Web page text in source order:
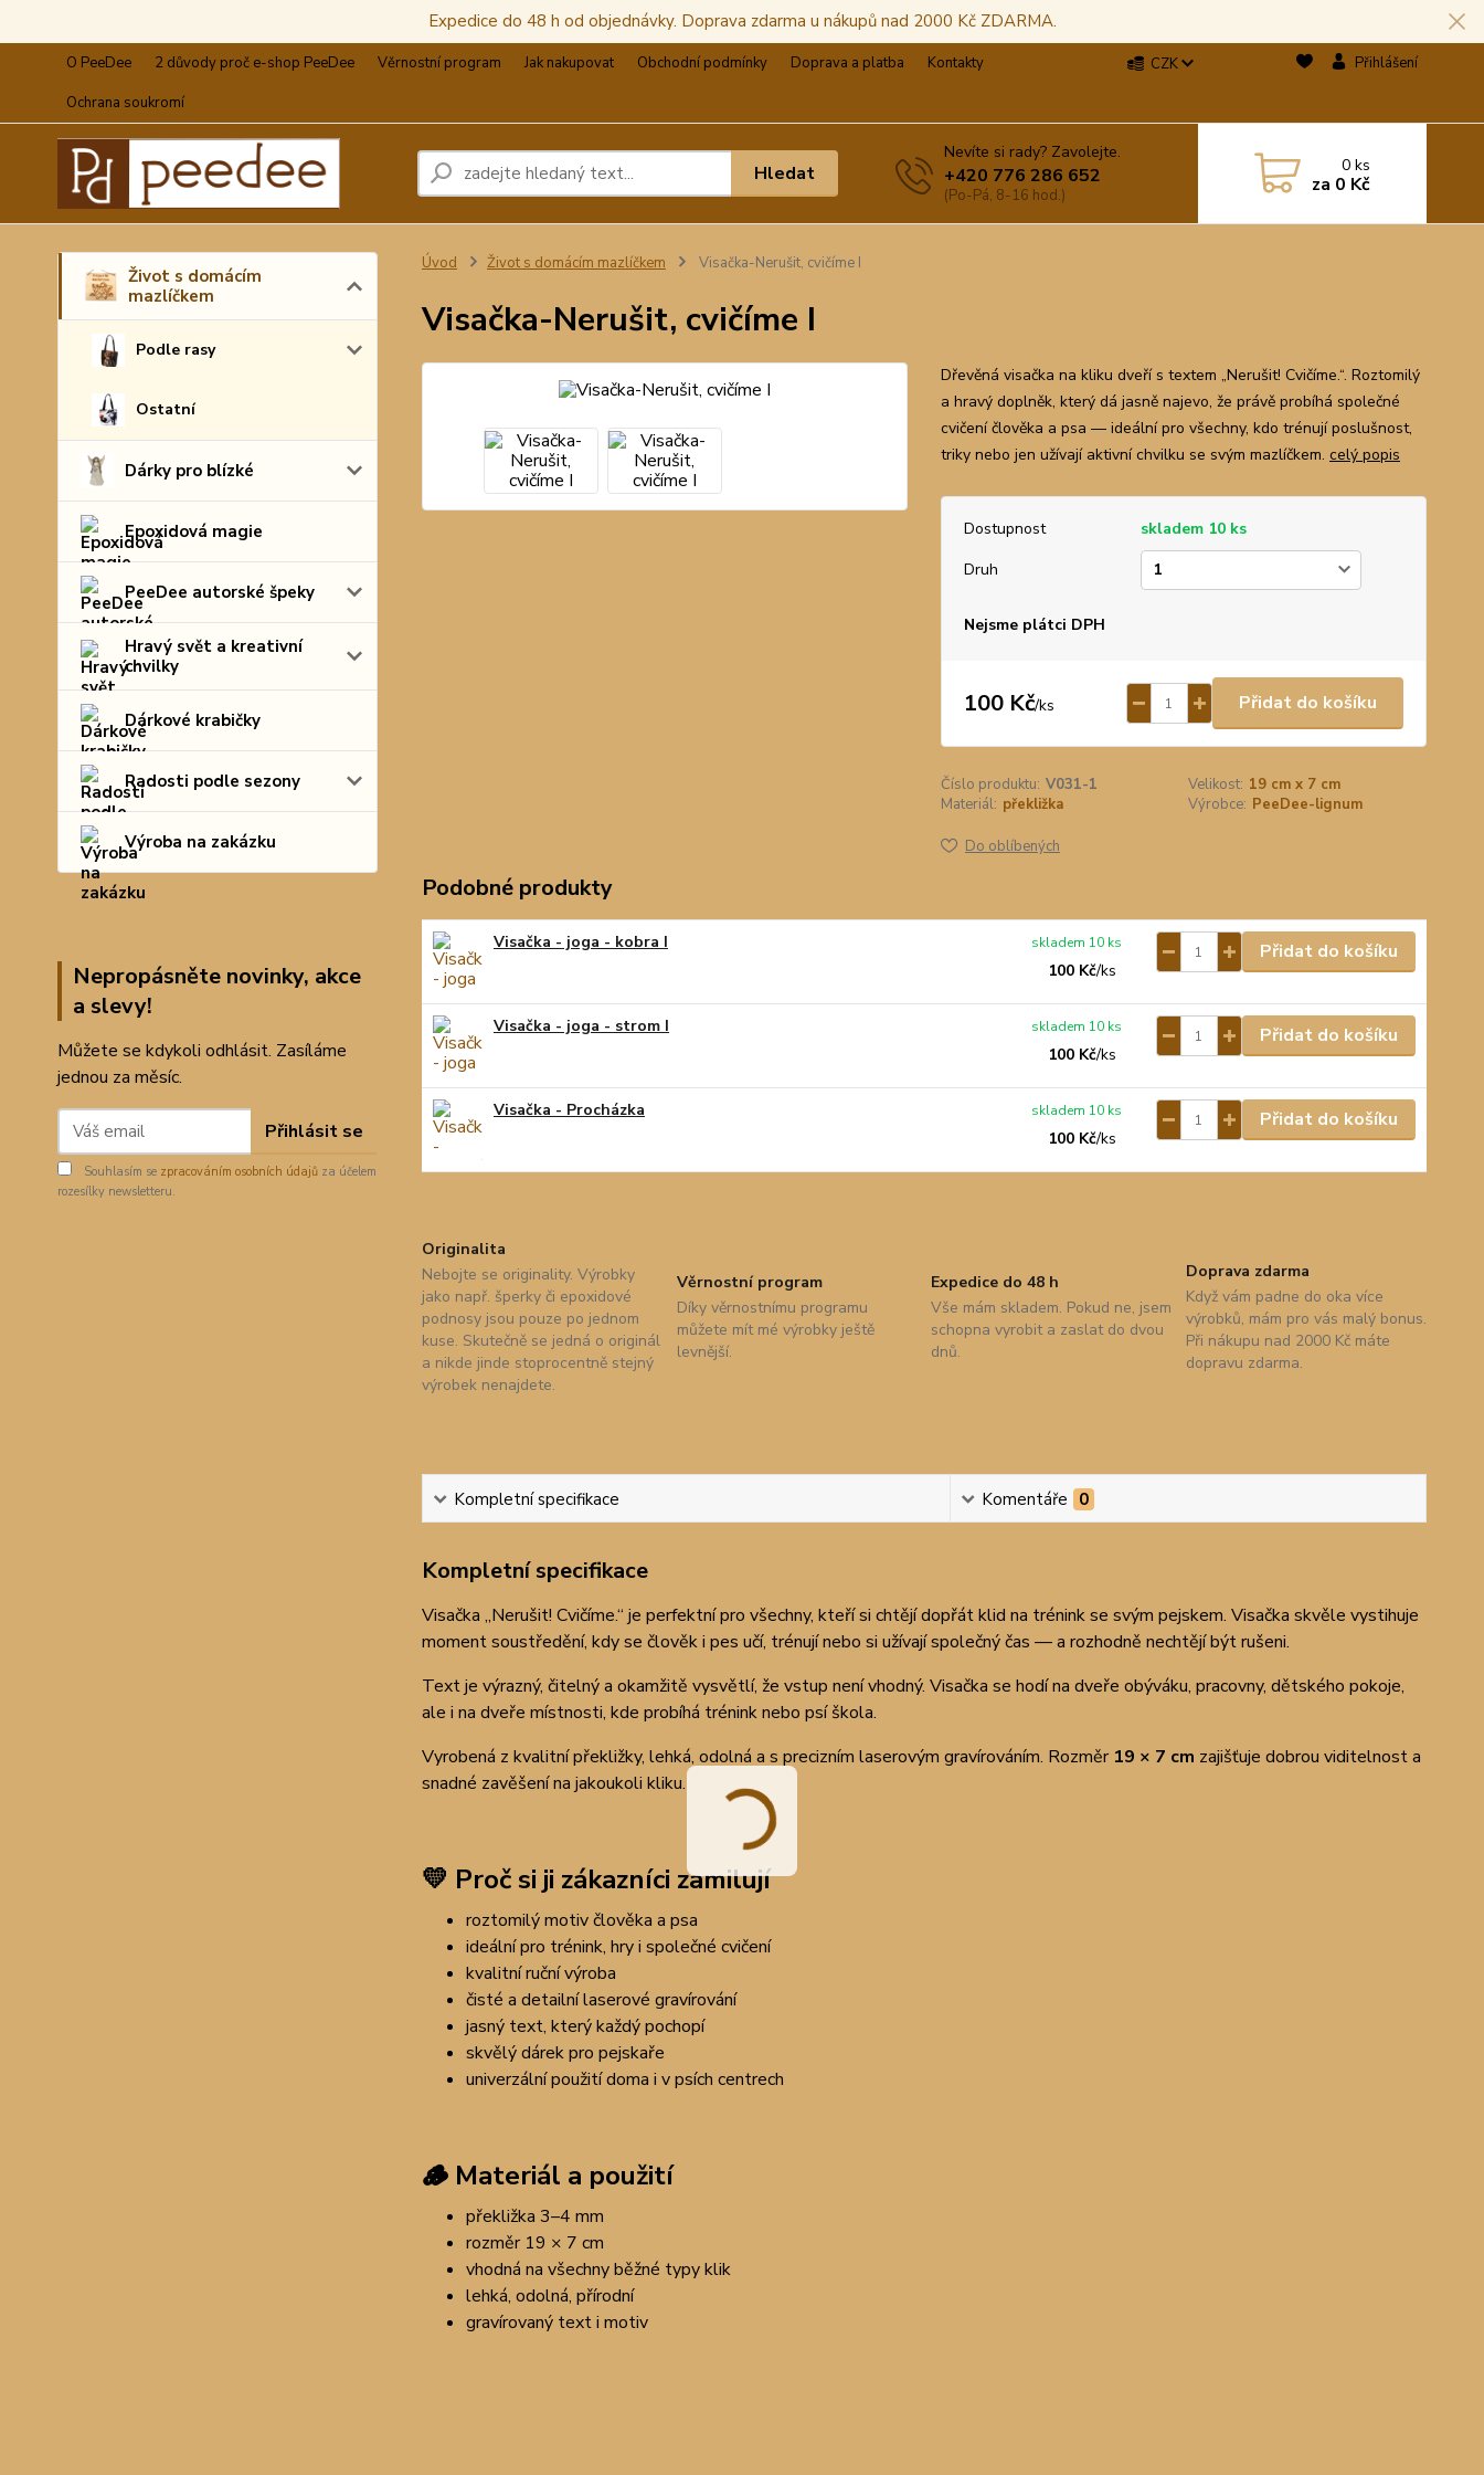
Expedice do 48 h od objednávky. Doprava zdarma u nákupů nad 2000 Kč ZDARMA.
O PeeDee 2 důvody proč e-shop PeeDee Věrnostní program Jak nakupovat Obchodní podmínky Doprava a platba
Kontakty
Ochrana soukromí
CZK Přihlášení
Hledat
Nevíte si rady? Zavolejte.
+420 776 286 652
(Po-Pá, 8-16 hod.)
0ks
za 0 Kč
Život s domácím
mazlíčkem
Podle rasy
Ostatní
Dárky pro blízké
Epoxidová magie
PeeDee autorské špeky
Hravý svět a kreativní
chvilky
Dárkové krabičky
Radosti podle sezony
Výroba na zakázku
Nepropásněte novinky, akce
a slevy!
Můžete se kdykoli odhlásit. Zasíláme
jednou za měsíc.
Přihlásit se
Souhlasím se zpracováním osobních údajů za účelem
rozesílky newsletteru.
Úvod Život s domácím mazlíčkem Visačka-Nerušit, cvičíme I
Visačka-Nerušit, cvičíme I
Dřevěná visačka na kliku dveří s textem „Nerušit! Cvičíme.“. Roztomilý
a hravý doplněk, který dá jasně najevo, že právě probíhá společné
cvičení člověka a psa — ideální pro všechny, kdo trénují poslušnost,
triky nebo jen užívají aktivní chvilku se svým mazlíčkem. celý popis
Dostupnost
skladem 10 ks
Druh
Nejsme plátci DPH
100 Kč/ks Přidat do košíku
Číslo produktu: V031-1 Velikost: 19 cm x 7 cm
Materiál: překližka Výrobce: PeeDee-lignum
Do oblíbených
Podobné produkty
Visačka - joga - kobra I
100 Kč/ks
skladem 10 ks Přidat do košíku
Visačka - joga - strom I
100 Kč/ks
skladem 10 ks Přidat do košíku
Visačka - Procházka
100 Kč/ks
skladem 10 ks Přidat do košíku
Originalita
Nebojte se originality. Výrobky
jako např. šperky či epoxidové
podnosy jsou pouze po jednom
kuse. Skutečně se jedná o originál
a nikde jinde stoprocentně stejný
výrobek nenajdete.
Věrnostní program
Díky věrnostnímu programu
můžete mít mé výrobky ještě
levnější.
Expedice do 48 h
Vše mám skladem. Pokud ne, jsem
schopna vyrobit a zaslat do dvou
dnů.
Doprava zdarma
Když vám padne do oka více
výrobků, mám pro vás malý bonus.
Při nákupu nad 2000 Kč máte
dopravu zdarma.
Kompletní specifikace Komentáře 0
Kompletní specifikace
Visačka „Nerušit! Cvičíme.“ je perfektní pro všechny, kteří si chtějí dopřát klid na trénink se svým pejskem. Visačka skvěle vystihuje
moment soustředění, kdy se člověk i pes učí, trénují nebo si užívají společný čas — a rozhodně nechtějí být rušeni.
Text je výrazný, čitelný a okamžitě vysvětlí, že vstup není vhodný. Visačka se hodí na dveře obýváku, pracovny, dětského pokoje,
ale i na dveře místnosti, kde probíhá trénink nebo psí škola.
Vyrobená z kvalitní překližky, lehká, odolná a s precizním laserovým gravírováním. Rozměr 19 × 7 cm zajišťuje dobrou viditelnost a
snadné zavěšení na jakoukoli kliku.
💛 Proč si ji zákazníci zamilují
roztomilý motiv člověka a psa
ideální pro trénink, hry i společné cvičení
kvalitní ruční výroba
čisté a detailní laserové gravírování
jasný text, který každý pochopí
skvělý dárek pro pejskaře
univerzální použití doma i v psích centrech
🪵 Materiál a použití
překližka 3–4 mm
rozměr 19 × 7 cm
vhodná na všechny běžné typy klik
lehká, odolná, přírodní
gravírovaný text i motiv